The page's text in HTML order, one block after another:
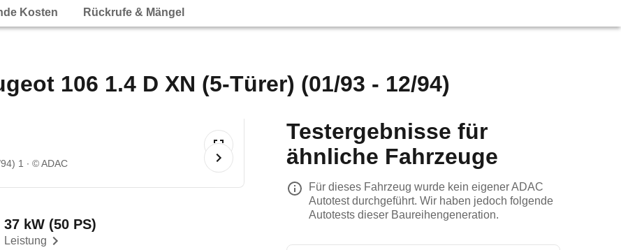
Kosten Rückrufe & Mängel
106 1.4 D XN (5-Türer) (01/93 - 12/94)
1 © ADAC
Leistung
37 kW (50 PS)
Testergebnisse für
ähnliche Fahrzeuge
Für dieses Fahrzeug wurde kein eigener ADAC
Autotest durchgeführt. Wir haben jedoch folgende
Autotests dieser Baureihengeneration.